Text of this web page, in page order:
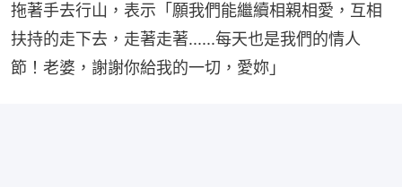
拖著手去行山，表示「願我們能繼續相親相愛，互相
扶持的走下去，走著走著......每天也是我們的情人
節！老婆，謝謝你給我的一切，愛妳」